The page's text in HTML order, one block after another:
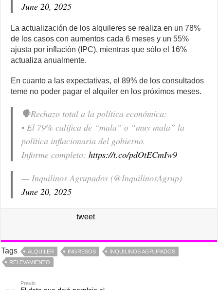
June 20, 2025
La actualización de los alquileres se realiza en un 78%
de los casos con aumentos cada 6 meses y un 55%
ajusta por inflación (IPC), mientras que sólo el 16%
actualiza anualmente.
En cuanto a las expectativas, el 89% de los consultados
teme no poder pagar el alquiler en los próximos meses.
🗣️Rechazo total a la política económica:
▪️ El 79% califica de “mala” o “muy mala” la
política inflacionaria del gobierno.
Informe completo:https://t.co/pdOtECmIw9
— Inquilinos Agrupados (@InquilinosAgrup)
June 20, 2025
tweet
Tags ALQUILER INGRESOS
INQUILINOS AGRUPADOS
RELEVAMIENTO
Previo